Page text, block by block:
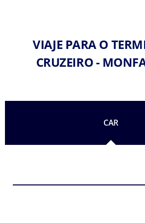
VIAJE PARA O
CRUZEIRO -
CAR